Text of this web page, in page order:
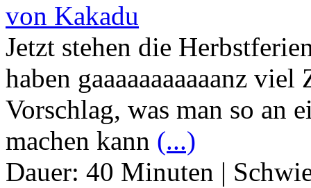
von Kakadu
Jetzt stehen die
haben gaaaaaaaaaaanz
Vorschlag, was man so an
machen kann (...)
Dauer: 40 Minuten |